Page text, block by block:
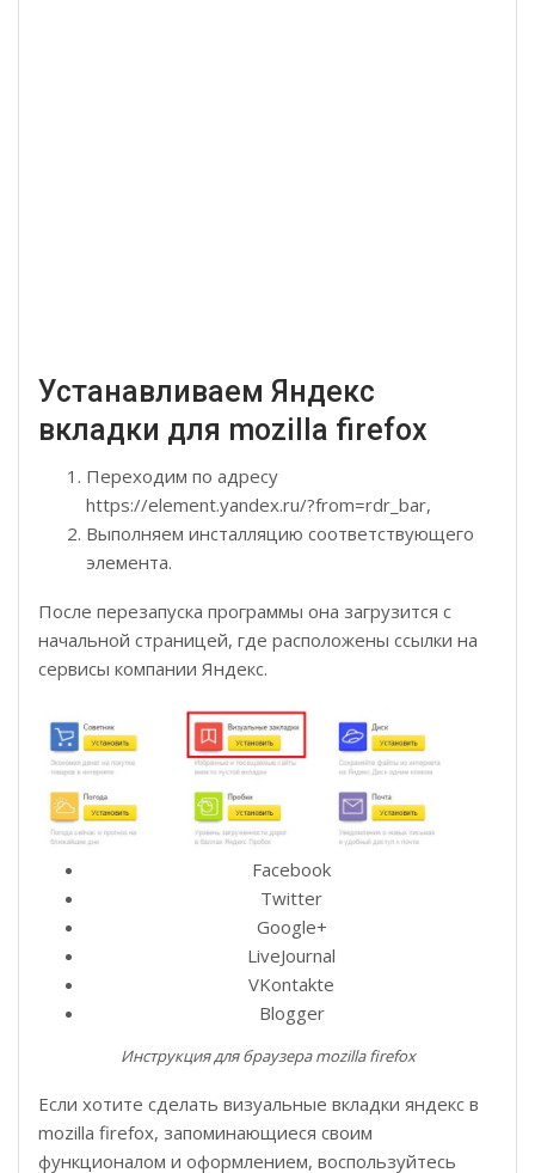
Устанавливаем Яндекс
вкладки для mozilla firefox
Переходим по адресу
https://element.yandex.ru/?from=rdr_bar,
Выполняем инсталляцию соответствующего
элемента.
После перезапуска программы она загрузится с
начальной страницей, где расположены ссылки на
сервисы компании Яндекс.
Facebook
Twitter
Google+
LiveJournal
VKontakte
Blogger
Инструкция для браузера mozilla firefox
Если хотите сделать визуальные вкладки яндекс в
mozilla firefox, запоминающиеся своим
функционалом и оформлением, воспользуйтесь